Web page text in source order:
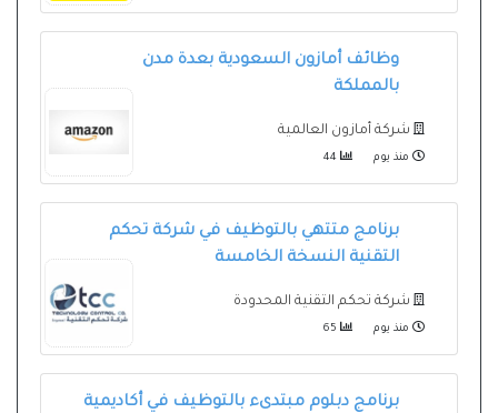
وظائف أمازون السعودية بعدة مدن
بالمملكة
شركة أمازون العالمية
منذ يوم
برنامج متتهي بالتوظيف في شركة تحكم
التقنية النسخة الخامسة
شركة تحكم التقنية المحدودة
منذ يوم
برنامج دبلوم مبتدىء بالتوظيف في أكاديمية